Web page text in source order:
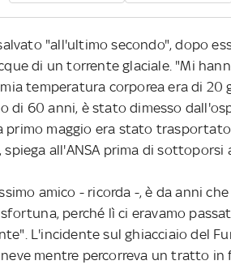
"all'ultimo secondo", dopo
di un torrente glaciale. "Mi
temperatura corporea era di 20
di 60 anni, è stato dimesso
primo maggio era stato
spiega all'ANSA prima di
amico - ricorda -, è da anni
perché lì ci eravamo
L'incidente sul ghiacciaio del
mentre percorreva un tratto